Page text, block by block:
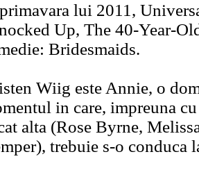
lui 2011,
Up, The 40-Year-
Bridesmaids.
Wiig este Annie, o
in care, impreuna
alta (Rose Byrne,
trebuie s-o conduca